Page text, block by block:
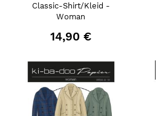
Classic-Shirt/Kleid -
Woman
14,90 €